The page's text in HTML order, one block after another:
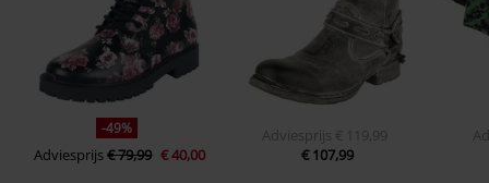
-49%
Adviesprijs€ 79,99 € 40,00
Adviesprijs
€ 119,99
€ 107,99